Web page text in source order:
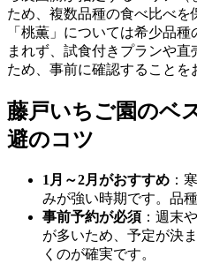
ため、複数品種の食べ比べを
「桃薫」については希少品
まれず、試食付きプランや
ため、事前に確認することを
藤戸いちご園のベ
避のコツ
1月～2月がおすすめ ：
みが強い時期です。品
事前予約が必須 ：週末
が多いため、予定が決
くのが確実です。